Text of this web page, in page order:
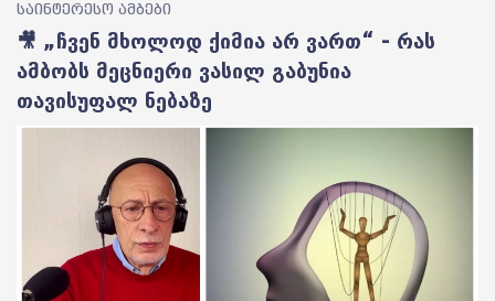
საინტერესო ამბები
🎥 „ჩვენ მხოლოდ ქიმია არ ვართ“ - რას
ამბობს მეცნიერი ვასილ გაბუნია
თავისუფალ ნებაზე